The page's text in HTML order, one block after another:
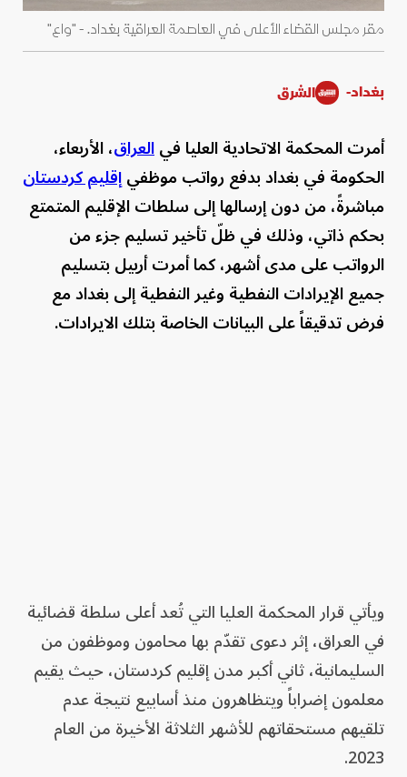
مقر مجلس القضاء الأعلى في العاصمة العراقية بغداد. - "واع"
بغداد- الشرق
أمرت المحكمة الاتحادية العليا فيالعراق، الأربعاء،
الحكومة في بغداد بدفع رواتب موظفيإقليم كردستان
مباشرةً، من دون إرسالها إلى سلطات الإقليم المتمتع
بحكم ذاتي، وذلك في ظلّ تأخير تسليم جزء من
الرواتب على مدى أشهر، كما أمرت أربيل بتسليم
جميع الإيرادات النفطية وغير النفطية إلى بغداد مع
فرض تدقيقاً على البيانات الخاصة بتلك الايرادات.
ويأتي قرار المحكمة العليا التي تُعد أعلى سلطة قضائية
في العراق، إثر دعوى تقدّم بها محامون وموظفون من
السليمانية، ثاني أكبر مدن إقليم كردستان، حيث يقيم
معلمون إضراباً ويتظاهرون منذ أسابيع نتيجة عدم
تلقيهم مستحقاتهم للأشهر الثلاثة الأخيرة من العام
2023.